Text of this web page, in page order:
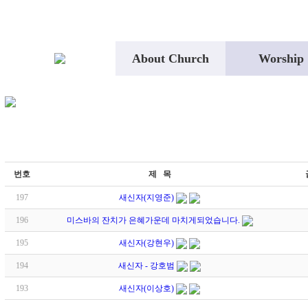
About Church Worship
번호 제 목
197 새신자(지영준)
196 미스바의 잔치가 은혜가운데 마치게되었습니다.
195 새신자(강현우)
194 새신자 - 강호범
193 새신자(이상호)